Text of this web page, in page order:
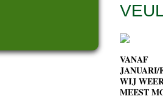
VANAF
JANUARI/
WIJ
MEEST